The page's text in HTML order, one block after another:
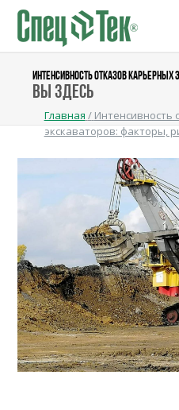
ИНТЕНСИВНОСТЬ ОТКАЗОВ
Вы здесь
Главная / Интенсивность
экскаваторов: факторы,